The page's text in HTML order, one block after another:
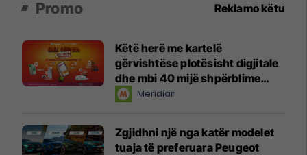
Promo Reklamo këtu
Këtë herë me kartelë
gërvishtëse plotësisht digjitale
dhe mbi 40 mijë shpërblime
instant!Meridian
Zgjidhni një nga katër modelet
tuaja të preferuara Peugeot